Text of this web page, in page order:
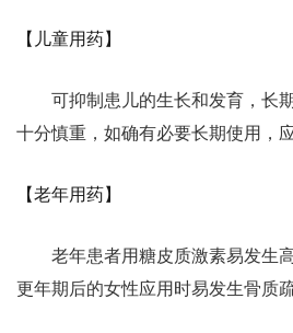
【儿童用药】
可抑制患儿的生长和发育，长
十分慎重，如确有必要长期使用，
【老年用药】
老年患者用糖皮质激素易发生
更年期后的女性应用时易发生骨质疏